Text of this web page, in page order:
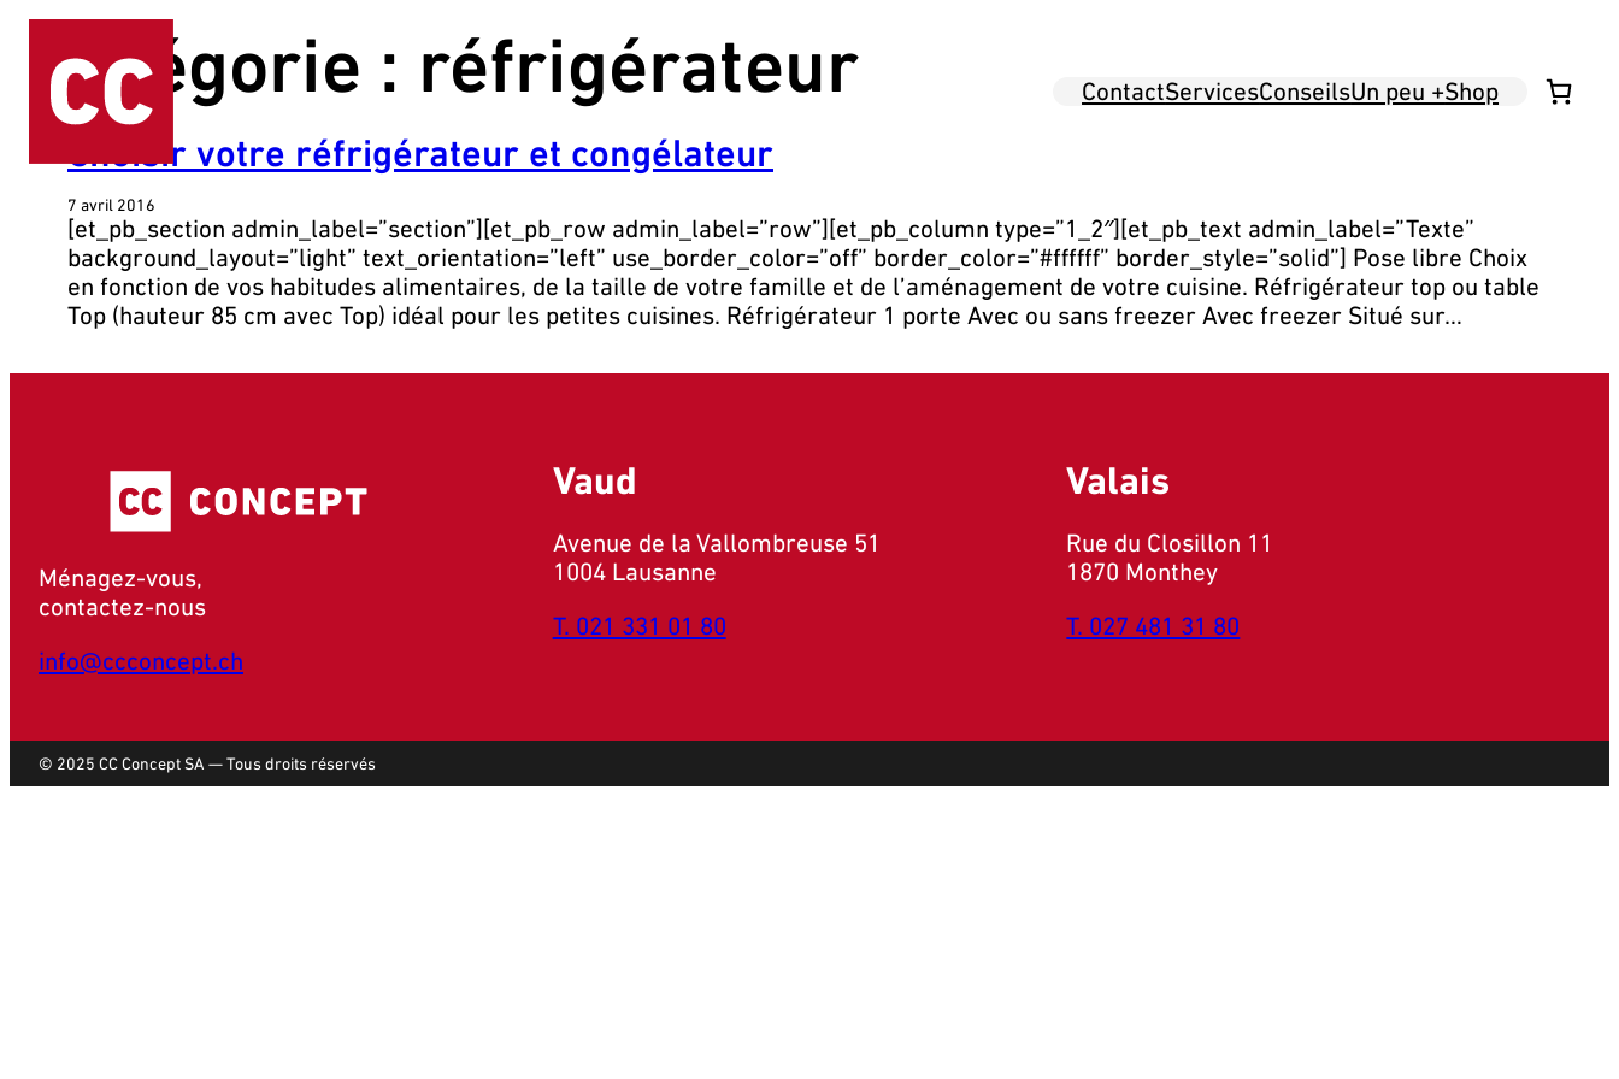
contenu
ContactServicesConseilsUn peu +Shop
Catégorie : réfrigérateur
Choisir votre réfrigérateur et congélateur
7 avril 2016
[et_pb_section admin_label=”section”][et_pb_row admin_label=”row”][et_pb_column type=”1_2″][et_pb_text admin_label=”Texte”
background_layout=”light” text_orientation=”left” use_border_color=”off” border_color=”#ffffff” border_style=”solid”] Pose libre Choix
en fonction de vos habitudes alimentaires, de la taille de votre famille et de l’aménagement de votre cuisine. Réfrigérateur top ou table
Top (hauteur 85 cm avec Top) idéal pour les petites cuisines. Réfrigérateur 1 porte Avec ou sans freezer Avec freezer Situé sur…
Ménagez-vous,
contactez-nous
info@ccconcept.ch
Vaud
Avenue de la Vallombreuse 51
1004 Lausanne
T. 021 331 01 80
Valais
Rue du Closillon 11
1870 Monthey
T. 027 481 31 80
© 2025 CC Concept SA — Tous droits réservés